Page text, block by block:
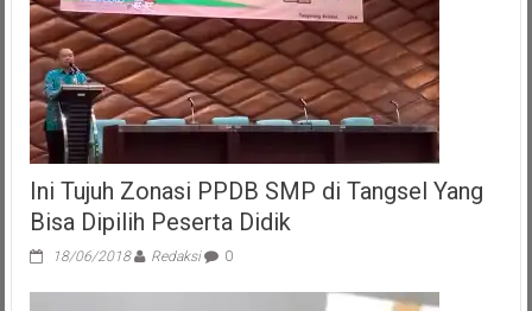
Ini Tujuh Zonasi PPDB SMP di Tangsel Yang
Bisa Dipilih Peserta Didik
18/06/2018 Redaksi 0